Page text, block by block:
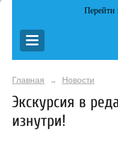
Перейти
Главная → Новости
Экскурсия в
изнутри!